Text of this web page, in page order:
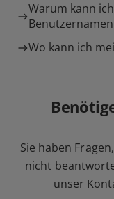
Warum kann
Wo kann ich
Sie haben
nicht
unser